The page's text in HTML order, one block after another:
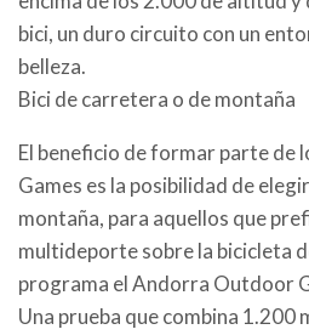
bici, un duro circuito con un
belleza.
Bici de carretera o de montaña
El beneficio de formar parte
Games es la posibilidad de
montaña, para aquellos que
multideporte sobre la bicicleta
programa el Andorra Outdoor
Una prueba que combina 1.200